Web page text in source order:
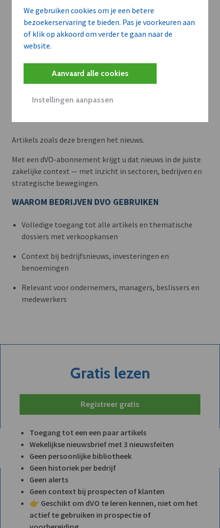
We gebruiken cookies om je een betere
bezoekerservaring te bieden. Pas je voorkeuren aan
of klik op akkoord om verder te gaan naar de
website.
Aanvaard alle cookies
Instellingen aanpassen
Artikels zoals deze brengen het nieuws.
Met een dVO-abonnement krijgt u dat nieuws in de juiste
zakelijke context — met inzicht in sectoren, bedrijven en
strategische bewegingen.
WAAROM BEDRIJVEN DVO GEBRUIKEN
Volledige toegang tot alle artikels en thematische
dossiers met verkoopkansen
Context bij bedrijfsnieuws, investeringen en
benoemingen
Relevant voor ondernemers, managers, beslissers en
medewerkers
Gratis lezen
Registreer gratis
Toegang tot een een paar artikels
Wekelijkse nieuwsbrief met 3 nieuwsfeiten
Geen persoonlijke bibliotheek
Geen historiek per bedrijf
Geen alerts
Geen context bij prospecten of klanten
👉 Geschikt om dVO te leren kennen, niet om het
actief te gebruiken in prospectie of